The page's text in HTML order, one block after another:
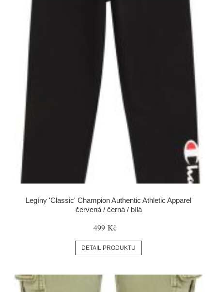
Legíny 'Classic' Champion Authentic Athletic Apparel
červená / černá / bílá
499 Kč
DETAIL PRODUKTU